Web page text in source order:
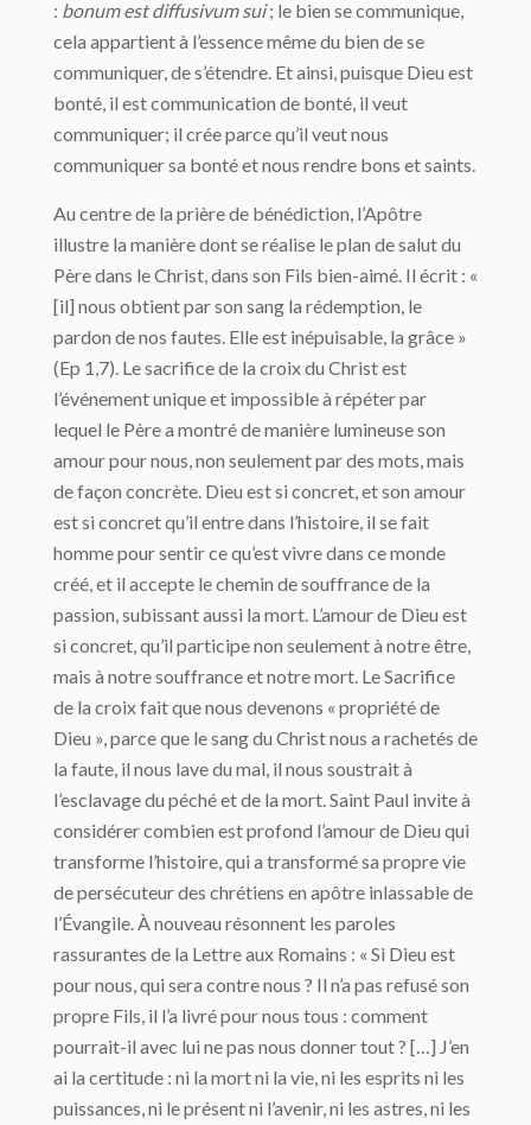
: bonum est diffusivum sui; le bien se communique,
cela appartient à l’essence même du bien de se
communiquer, de s’étendre. Et ainsi, puisque Dieu est
bonté, il est communication de bonté, il veut
communiquer; il crée parce qu’il veut nous
communiquer sa bonté et nous rendre bons et saints.
Au centre de la prière de bénédiction, l’Apôtre
illustre la manière dont se réalise le plan de salut du
Père dans le Christ, dans son Fils bien-aimé. Il écrit : «
[il] nous obtient par son sang la rédemption, le
pardon de nos fautes. Elle est inépuisable, la grâce »
(Ep 1,7). Le sacrifice de la croix du Christ est
l’événement unique et impossible à répéter par
lequel le Père a montré de manière lumineuse son
amour pour nous, non seulement par des mots, mais
de façon concrète. Dieu est si concret, et son amour
est si concret qu’il entre dans l’histoire, il se fait
homme pour sentir ce qu’est vivre dans ce monde
créé, et il accepte le chemin de souffrance de la
passion, subissant aussi la mort. L’amour de Dieu est
si concret, qu’il participe non seulement à notre être,
mais à notre souffrance et notre mort. Le Sacrifice
de la croix fait que nous devenons « propriété de
Dieu », parce que le sang du Christ nous a rachetés de
la faute, il nous lave du mal, il nous soustrait à
l’esclavage du péché et de la mort. Saint Paul invite à
considérer combien est profond l’amour de Dieu qui
transforme l’histoire, qui a transformé sa propre vie
de persécuteur des chrétiens en apôtre inlassable de
l’Évangile. À nouveau résonnent les paroles
rassurantes de la Lettre aux Romains : « Si Dieu est
pour nous, qui sera contre nous ? Il n’a pas refusé son
propre Fils, il l’a livré pour nous tous : comment
pourrait-il avec lui ne pas nous donner tout ? […] J’en
ai la certitude : ni la mort ni la vie, ni les esprits ni les
puissances, ni le présent ni l’avenir, ni les astres, ni les